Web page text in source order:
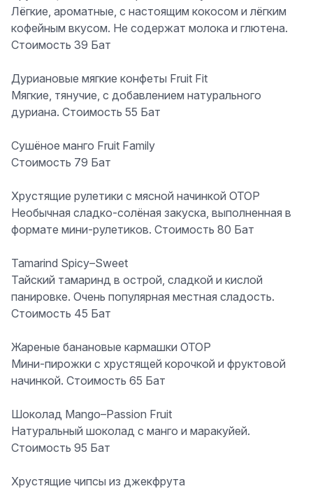
Лёгкие, ароматные, с настоящим кокосом и лёгким
кофейным вкусом. Не содержат молока и глютена.
Стоимость 39 Бат
Дуриановые мягкие конфеты Fruit Fit
Мягкие, тянучие, с добавлением натурального
дуриана. Стоимость 55 Бат
Сушёное манго Fruit Family
Стоимость 79 Бат
Хрустящие рулетики с мясной начинкой OTOP
Необычная сладко-солёная закуска, выполненная в
формате мини-рулетиков. Стоимость 80 Бат
Tamarind Spicy–Sweet
Тайский тамаринд в острой, сладкой и кислой
панировке. Очень популярная местная сладость.
Стоимость 45 Бат
Жареные банановые кармашки OTOP
Мини-пирожки с хрустящей корочкой и фруктовой
начинкой. Стоимость 65 Бат
Шоколад Mango–Passion Fruit
Натуральный шоколад с манго и маракуйей.
Стоимость 95 Бат
Хрустящие чипсы из джекфрута